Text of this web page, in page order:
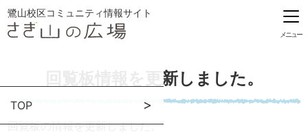
鷺山校区コミュニティ情報サイト
メニュー
TOP
回覧板情報を更新しました。
回覧板の情報を更新しました。